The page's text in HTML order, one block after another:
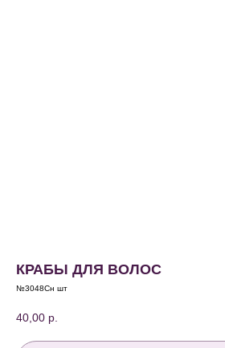
КРАБЫ ДЛЯ ВОЛОС
№3048Сн шт
40,00 р.